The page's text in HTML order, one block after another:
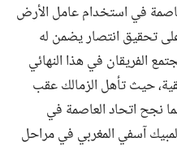
في استخدام عامل الأرض
تحقيق انتصار يضمن له
الفريقان في هذا النهائي
حيث تأهل الزمالك عقب
نجح اتحاد العاصمة في
آسفي المغربي في مراحل